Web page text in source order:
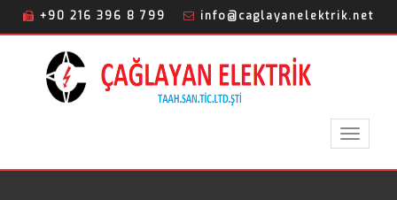
+90 216 396 8 799 info@caglayanelektrik.net
Toggle